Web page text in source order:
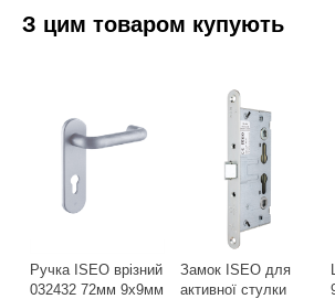
З цим товаром купують
Ручка ISEO врізний
032432 72мм 9x9мм
Замок ISEO для
активної стулки